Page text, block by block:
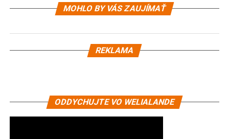
MOHLO BY VÁS ZAUJÍMAŤ
REKLAMA
ODDYCHUJTE VO WELIALANDE